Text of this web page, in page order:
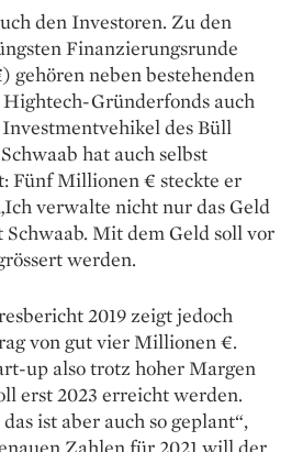
den Investoren. Zu den
Finanzierungsrunde
gehören neben bestehenden
Gründerfonds auch
des Büll
hat auch selbst
Fünf Millionen € steckte er
verwalte nicht nur das Geld
Schwaab. Mit dem Geld soll vor
werden.
2019 zeigt jedoch
von gut vier Millionen €.
up also trotz hoher Margen
erst 2023 erreicht werden.
ist aber auch so geplant“,
Zahlen für 2021 will der